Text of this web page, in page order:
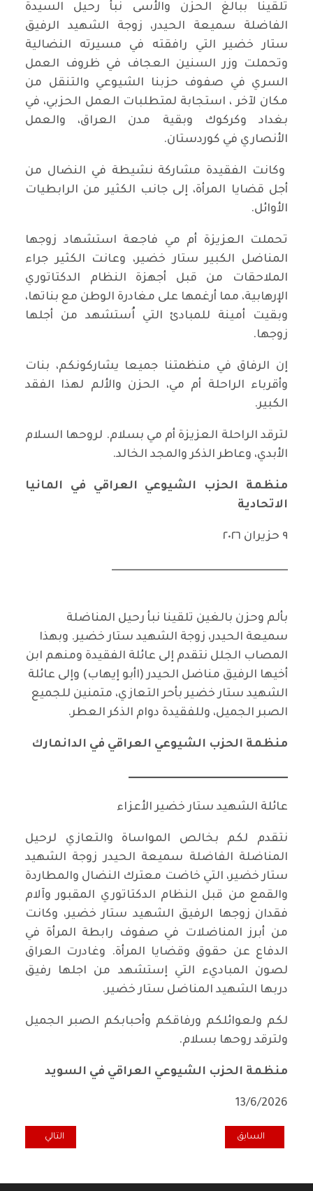
تلقينا ببالغ الحزن والأسى نبأ رحيل السيدة
الفاضلة سميعة الحيدر، زوجة الشهيد الرفيق
ستار خضير التي رافقته في مسيرته النضالية
وتحملت وزر السنين العجاف في ظروف العمل
السري في صفوف حزبنا الشيوعي والتنقل من
مكان لآخر ، استجابة لمتطلبات العمل الحزبي، في
بغداد وكركوك وبقية مدن العراق، والعمل
الأنصاري في كوردستان.
وكانت الفقيدة مشاركة نشيطة في النضال من
أجل قضايا المرأة، إلى جانب الكثير من الرابطيات
الأوائل.
تحملت العزيزة أم مي فاجعة استشهاد زوجها
المناضل الكبير ستار خضير، وعانت الكثير جراء
الملاحقات من قبل أجهزة النظام الدكتاتوري
الإرهابية، مما أرغمها على مغادرة الوطن مع بناتها،
وبقيت أمينة للمبادئ التي اُستشهد من أجلها
زوجها.
إن الرفاق في منظمتنا جميعا يشاركونكم، بنات
وأقرباء الراحلة أم مي، الحزن والألم لهذا الفقد
الكبير.
لترقد الراحلة العزيزة أم مي بسلام. لروحها السلام
الأبدي، وعاطر الذكر والمجد الخالد.
منظمة الحزب الشيوعي العراقي في المانيا
الاتحادية
٩ حزيران ٢٠٢٦
ــــــــــــــــــــــــــــــــــــــــــــــــــــــــــــــــــــــــــــــــــــ
بألم وحزن بالغين تلقينا نبأ رحيل المناضلة
سميعة الحيدر، زوجة الشهيد ستار خضير. وبهذا
المصاب الجلل نتقدم إلى عائلة الفقيدة ومنهم ابن
أخيها الرفيق مناضل الحيدر (اأبو إيهاب) وإلى عائلة
الشهيد ستار خضير بأحر التعازي، متمنين للجميع
الصبر الجميل، وللفقيدة دوام الذكر العطر.
منظمة الحزب الشيوعي العراقي في الدانمارك
ــــــــــــــــــــــــــــــــــــــــــــــــــــــــــــــــــــــــــــ
عائلة الشهيد ستار خضير الأعزاء
نتقدم لكم بخالص المواساة والتعازي لرحيل
المناضلة الفاضلة سميعة الحيدر زوجة الشهيد
ستار خضير، التي خاضت معترك النضال والمطاردة
والقمع من قبل النظام الدكتاتوري المقبور وآلام
فقدان زوجها الرفيق الشهيد ستار خضير، وكانت
من أبرز المناضلات في صفوف رابطة المرأة في
الدفاع عن حقوق وقضايا المرأة. وغادرت العراق
لصون المباديء التي إستشهد من اجلها رفيق
دربها الشهيد المناضل ستار خضير.
لكم ولعوائلكم ورفاقكم وأحبابكم الصبر الجميل
ولترقد روحها بسلام.
منظمة الحزب الشيوعي العراقي في السويد
13/6/2026
المقال السابق: تعاز ومواساة برحيل الرفيق ثامر محمد زينل "أبو سراب"
السابق المقال التالي:
التالي